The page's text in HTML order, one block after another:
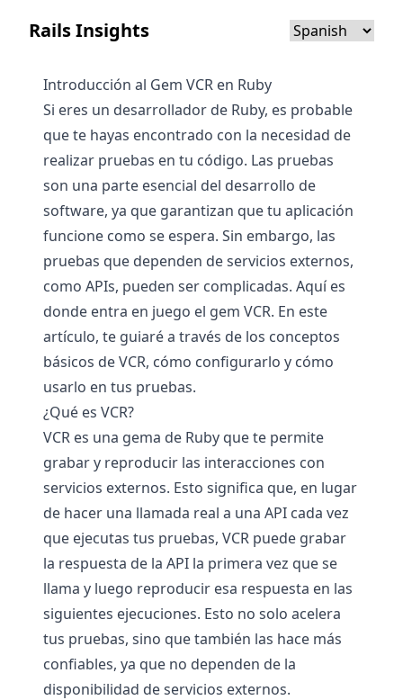
Rails Insights
Introducción al Gem VCR en Ruby
Si eres un desarrollador de Ruby, es probable
que te hayas encontrado con la necesidad de
realizar pruebas en tu código. Las pruebas
son una parte esencial del desarrollo de
software, ya que garantizan que tu aplicación
funcione como se espera. Sin embargo, las
pruebas que dependen de servicios externos,
como APIs, pueden ser complicadas. Aquí es
donde entra en juego el gem VCR. En este
artículo, te guiaré a través de los conceptos
básicos de VCR, cómo configurarlo y cómo
usarlo en tus pruebas.
¿Qué es VCR?
VCR es una gema de Ruby que te permite
grabar y reproducir las interacciones con
servicios externos. Esto significa que, en lugar
de hacer una llamada real a una API cada vez
que ejecutas tus pruebas, VCR puede grabar
la respuesta de la API la primera vez que se
llama y luego reproducir esa respuesta en las
siguientes ejecuciones. Esto no solo acelera
tus pruebas, sino que también las hace más
confiables, ya que no dependen de la
disponibilidad de servicios externos.